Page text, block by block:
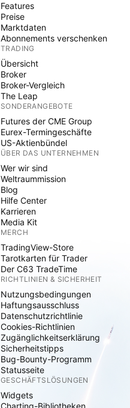
Features
Preise
Marktdaten
Abonnements verschenken
TRADING
Übersicht
Broker
Broker-Vergleich
The Leap
SONDERANGEBOTE
Futures der CME Group
Eurex-Termingeschäfte
US-Aktienbündel
ÜBER DAS UNTERNEHMEN
Wer wir sind
Weltraummission
Blog
Hilfe Center
Karrieren
Media Kit
MERCH
TradingView-Store
Tarotkarten für Trader
Der C63 TradeTime
RICHTLINIEN & SICHERHEIT
Nutzungsbedingungen
Haftungsausschluss
Datenschutzrichtlinie
Cookies-Richtlinien
Zugänglichkeitserklärung
Sicherheitstipps
Bug-Bounty-Programm
Statusseite
GESCHÄFTSLÖSUNGEN
Widgets
Charting-Bibliotheken